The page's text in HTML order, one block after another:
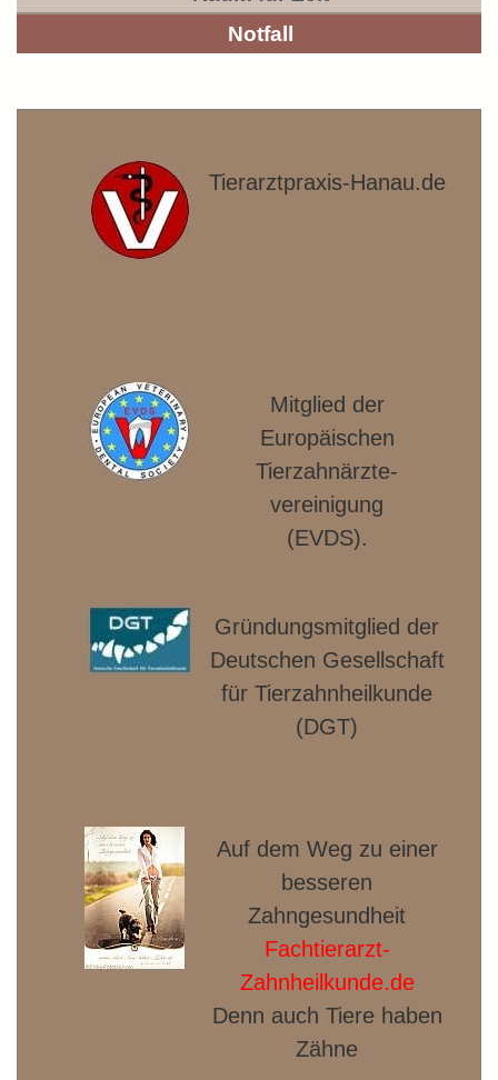
Notfall
Tierarztpraxis-Hanau.de
Mitglied der
Europäischen
Tierzahnärzte­
vereinigung
(EVDS).
Gründungsmitglied der
Deut­schen Gesellschaft
für Tierzahnheilkunde
(DGT)
Auf dem Weg zu einer
besseren
Zahngesundheit
Fachtierarzt-
Zahnheilkunde.de
Denn auch Tiere haben
Zähne